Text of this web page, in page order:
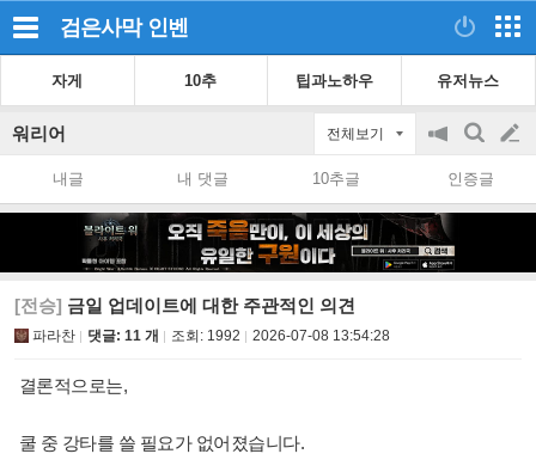
검은사막 인벤
자게 10추 팁과노하우 유저뉴스
워리어 전체보기
공
on/off
검
색
글
쓰
내글 내 댓글 10추글 인증글
[전승] 금일 업데이트에 대한 주관적인 의견
파라찬 댓글: 11 개 조회: 1992 2026-07-08 13:54:28
결론적으로는,
쿨 중 강타를 쓸 필요가 없어졌습니다.